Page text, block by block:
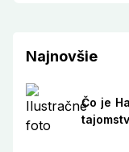
Najnovšie
Čo je